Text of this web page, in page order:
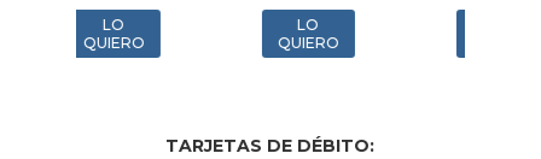
TARJETAS DE DÉBITO: